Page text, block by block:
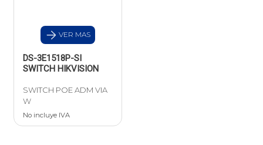
VER MAS
DS-3E1518P-SI
SWITCH HIKVISION
SWITCH POE ADM VIA
W
No incluye IVA